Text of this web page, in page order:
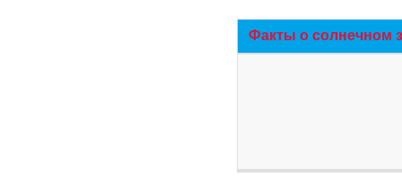
Факты о солнечном